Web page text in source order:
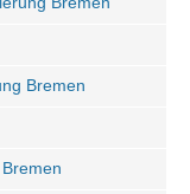
Bremen